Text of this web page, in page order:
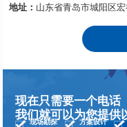
地址： 山东省青岛市城阳区
现在只需要一个电话
我们就可以为您提供
现场勘探 方案设计